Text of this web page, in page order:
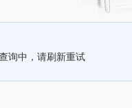
询中，请刷新重试